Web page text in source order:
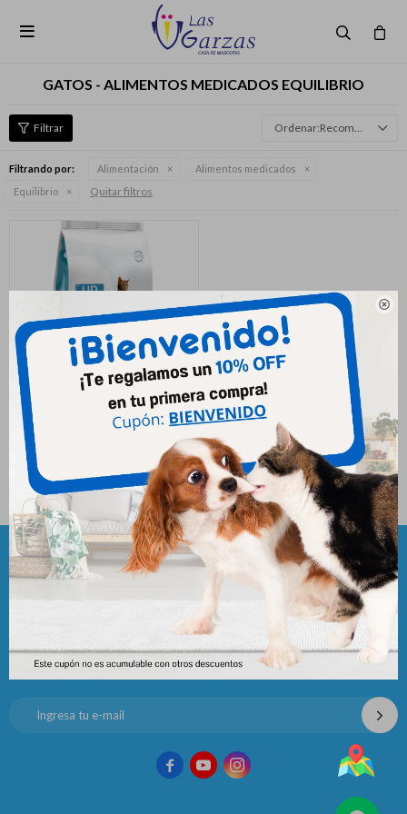


GATOS - ALIMENTOS MEDICADOS EQUILIBRIO
Recomendados
Filtrando por: Alimentación
Alimentos medicados
Equilibrio
Quitar filtros
Equilibrio Gato Urinary 2 Kgs
Newsletter
¡Suscribite y recibí todas nuestras novedades!
  